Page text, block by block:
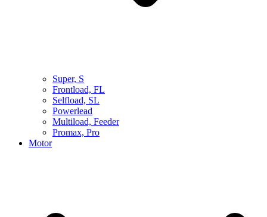
Super, S
Frontload, FL
Selfload, SL
Powerlead
Multiload, Feeder
Promax, Pro
Motor